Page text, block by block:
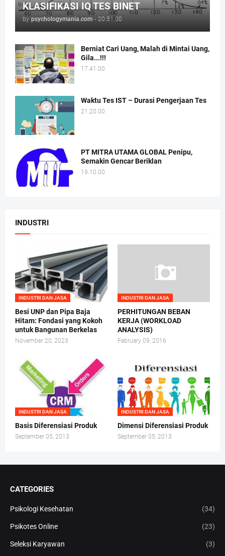
KLASIFIKASI IQ TES BINET
by psychologymania.com - 20.51.00
Berniat Cari Uang, Malah di Mintai Uang,
Gila...!!!
17.41.00
Waktu Tes IST – Durasi Pengerjaan Tes
21.20.00
PT MITRA UTAMA GLOBAL Penipu,
Semakin Gencar Beriklan
19.10.00
INDUSTRI
INDUSTRI DAN JASA
Besi UNP dan Pipa Baja
Hitam: Fondasi yang Kokoh
untuk Bangunan Berkelas
November 20, 2023
INDUSTRI DAN JASA
PERHITUNGAN BEBAN
KERJA (WORKLOAD
ANALYSIS)
February 09, 2016
INDUSTRI DAN JASA
Basis Diferensiasi Produk
September 05, 2013
INDUSTRI DAN JASA
Dimensi Diferensiasi Produk
September 05, 2013
CATEGORIES
Psikologi Kesehatan (34)
Psikotes Online (23)
Seleksi Karyawan (3)